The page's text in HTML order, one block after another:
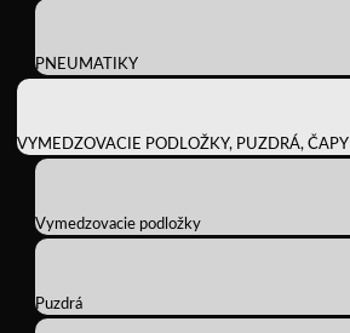
PNEUMATIKY
VYMEDZOVACIE PODLOŽKY, PUZDRÁ, ČAPY
Vymedzovacie podložky
Puzdrá